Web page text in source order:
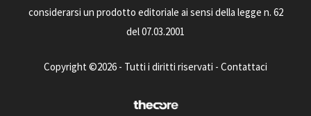
considerarsi un prodotto editoriale ai sensi della legge n. 62
del 07.03.2001
Copyright ©2026 - Tutti i diritti riservati - Contattaci